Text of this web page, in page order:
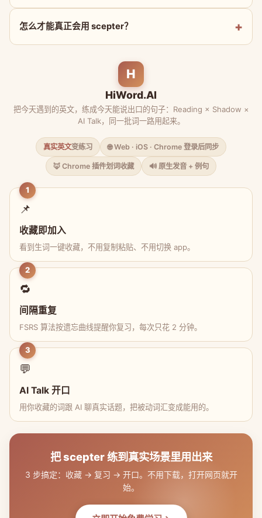
怎么才能真正会用 scepter？
H
HiWord.AI
把今天遇到的英文，练成今天能说出口的句子：Reading × Shadow ×
AI Talk，同一批词一路用起来。
真实英文变练习 🌐 Web · iOS · Chrome 登录后同步
🦊 Chrome 插件划词收藏 🔊 原生发音 + 例句
1
📌
收藏即加入
看到生词一键收藏，不用复制粘贴、不用切换 app。
2
🔁
间隔重复
FSRS 算法按遗忘曲线提醒你复习，每次只花 2 分钟。
3
💬
AI Talk 开口
用你收藏的词跟 AI 聊真实话题，把被动词汇变成能用的。
把 scepter 练到真实场景里用出来
3 步搞定：收藏 → 复习 → 开口。不用下载，打开网页就开
始。